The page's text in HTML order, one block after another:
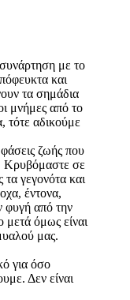
με το
και
τα σημάδια
μνήμες από το
τότε αδικούμε
ζωής που
Κρυβόμαστε σε
τα γεγονότα και
έντονα,
φυγή από την
μετά όμως είναι
μας.
για όσο
Δεν είναι